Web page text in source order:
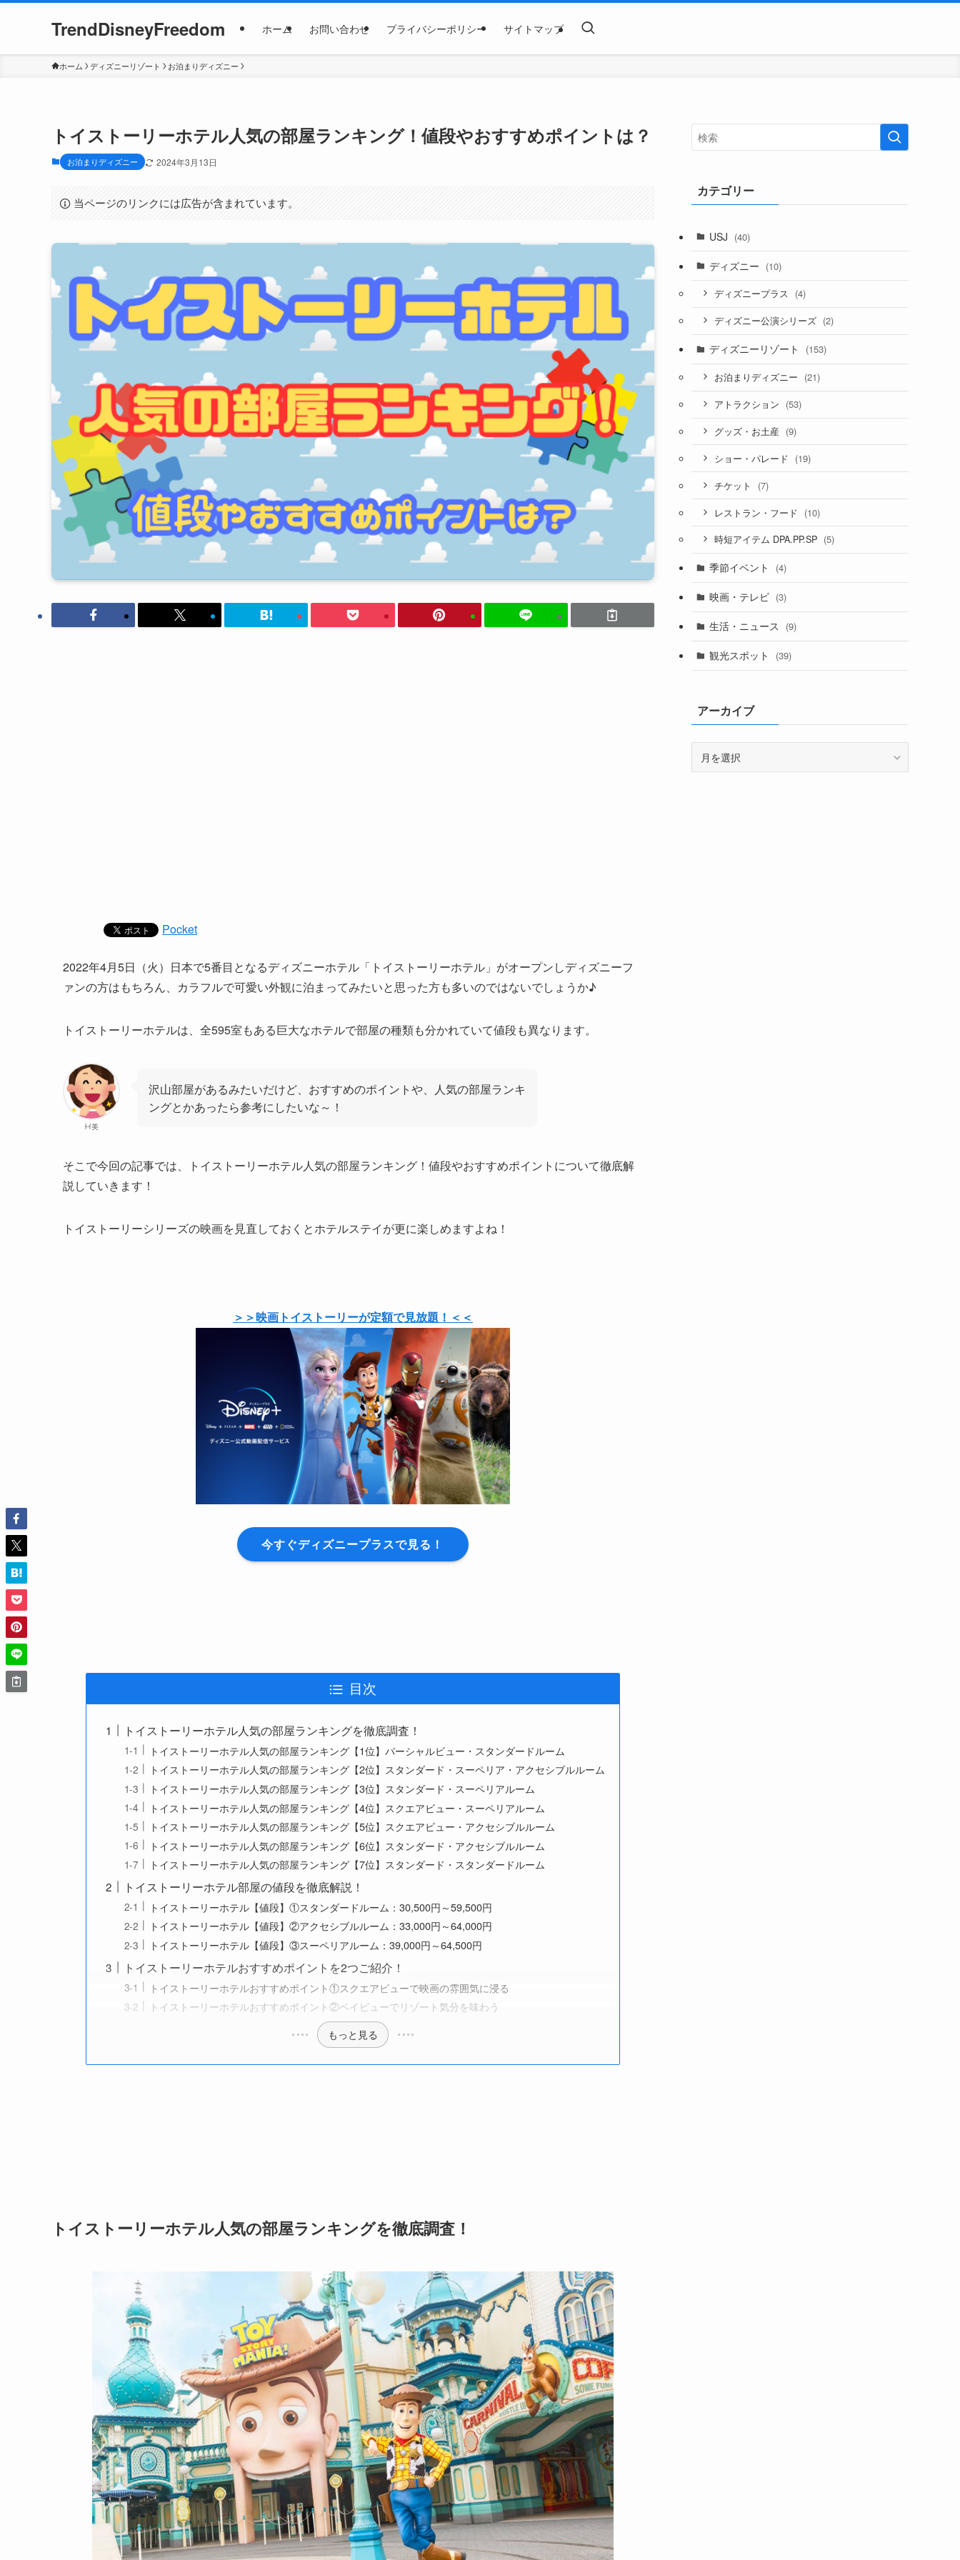
TrendDisneyFreedom ホーム お問い合わせ プライバシーポリシー サイトマップ
ホーム ディズニーリゾート お泊まりディズニー
トイストーリーホテル人気の部屋ランキング！値段やおすすめポイントは？
お泊まりディズニー 2024年3月13日
当ページのリンクには広告が含まれています。
Pocket
2022年4月5日（火）日本で5番目となるディズニーホテル「トイストーリーホテル」がオープンしディズニーフ
ァンの方はもちろん、カラフルで可愛い外観に泊まってみたいと思った方も多いのではないでしょうか♪
トイストーリーホテルは、全595室もある巨大なホテルで部屋の種類も分かれていて値段も異なります。
ﾄｲ美
沢山部屋があるみたいだけど、おすすめのポイントや、人気の部屋ランキ
ングとかあったら参考にしたいな～！
そこで今回の記事では、トイストーリーホテル人気の部屋ランキング！値段やおすすめポイントについて徹底解
説していきます！
トイストーリーシリーズの映画を見直しておくとホテルステイが更に楽しめますよね！
＞＞映画トイストーリーが定額で見放題！＜＜
今すぐディズニープラスで見る！
目次
トイストーリーホテル人気の部屋ランキングを徹底調査！
トイストーリーホテル人気の部屋ランキング【1位】パーシャルビュー・スタンダードルーム
トイストーリーホテル人気の部屋ランキング【2位】スタンダード・スーペリア・アクセシブルルーム
トイストーリーホテル人気の部屋ランキング【3位】スタンダード・スーペリアルーム
トイストーリーホテル人気の部屋ランキング【4位】スクエアビュー・スーペリアルーム
トイストーリーホテル人気の部屋ランキング【5位】スクエアビュー・アクセシブルルーム
トイストーリーホテル人気の部屋ランキング【6位】スタンダード・アクセシブルルーム
トイストーリーホテル人気の部屋ランキング【7位】スタンダード・スタンダードルーム
トイストーリーホテル部屋の値段を徹底解説！
トイストーリーホテル【値段】①スタンダードルーム：30,500円～59,500円
トイストーリーホテル【値段】②アクセシブルルーム：33,000円～64,000円
トイストーリーホテル【値段】③スーペリアルーム：39,000円～64,500円
トイストーリーホテルおすすめポイントを2つご紹介！
トイストーリーホテルおすすめポイント①スクエアビューで映画の雰囲気に浸る
トイストーリーホテルおすすめポイント②ベイビューでリゾート気分を味わう
もっと見る
トイストーリーホテル人気の部屋ランキングを徹底調査！
カテゴリー
USJ (40)
ディズニー (10)
ディズニープラス (4)
ディズニー公演シリーズ (2)
ディズニーリゾート (153)
お泊まりディズニー (21)
アトラクション (53)
グッズ・お土産 (9)
ショー・パレード (19)
チケット (7)
レストラン・フード (10)
時短アイテム DPA.PP.SP (5)
季節イベント (4)
映画・テレビ (3)
生活・ニュース (9)
観光スポット (39)
アーカイブ